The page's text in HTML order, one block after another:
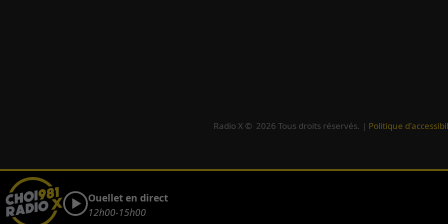
Radio X © 2026 Tous droits réservés. | Politique
Ouellet en direct
12h00-15h00